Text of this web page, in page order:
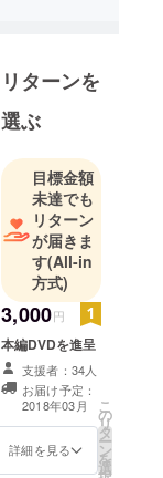
リターンを
選ぶ
目標金額
未達でも
リターン
が届きま
す(All-in
方式)
3,000円
本編DVDを進呈
支援者：34人
お届け予定：
2018年03月
詳細を見る
こ
の
リ
タ
ー
ン
を
選